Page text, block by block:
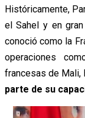
Históricamente,
el Sahel y en
conoció como la
operaciones
francesas de Mali,
parte de su